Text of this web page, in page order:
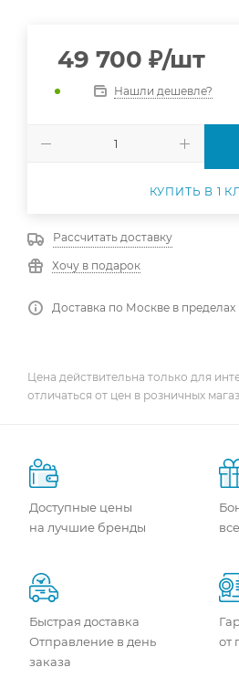
49 700 ₽/шт
Нашли дешевле?
КУПИТЬ В 1
Рассчитать доставку
Хочу в подарок
Доставка по Москве в
Цена действительна только для
отличаться от цен в розничных
Доступные цены
на лучшие бренды
Быстрая доставка
Отправление в день
заказа
от